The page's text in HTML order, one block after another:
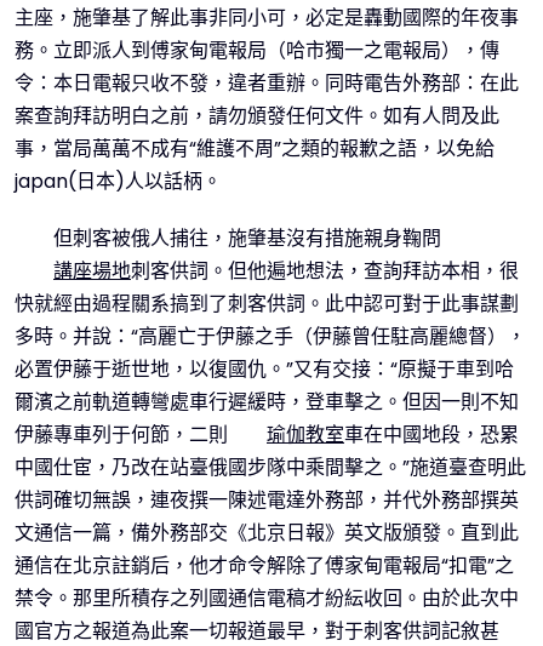
主座，施肇基了解此事非同小可，必定是轟動國際的年夜事
務。立即派人到傅家甸電報局（哈市獨一之電報局），傳
令：本日電報只收不發，違者重辦。同時電告外務部：在此
案查詢拜訪明白之前，請勿頒發任何文件。如有人問及此
事，當局萬萬不成有“維護不周”之類的報歉之語，以免給
japan(日本)人以話柄。
但刺客被俄人捕往，施肇基沒有措施親身鞠問
講座場地刺客供詞。但他遍地想法，查詢拜訪本相，很
快就經由過程關系搞到了刺客供詞。此中認可對于此事謀劃
多時。并說：“高麗亡于伊藤之手（伊藤曾任駐高麗總督），
必置伊藤于逝世地，以復國仇。”又有交接：“原擬于車到哈
爾濱之前軌道轉彎處車行遲緩時，登車擊之。但因一則不知
伊藤專車列于何節，二則
瑜伽教室車在中國地段，恐累
中國仕宦，乃改在站臺俄國步隊中乘間擊之。”施道臺查明此
供詞確切無誤，連夜撰一陳述電達外務部，并代外務部撰英
文通信一篇，備外務部交《北京日報》英文版頒發。直到此
通信在北京註銷后，他才命令解除了傅家甸電報局“扣電”之
禁令。那里所積存之列國通信電稿才紛紜收回。由於此次中
國官方之報道為此案一切報道最早，對于刺客供詞記敘甚